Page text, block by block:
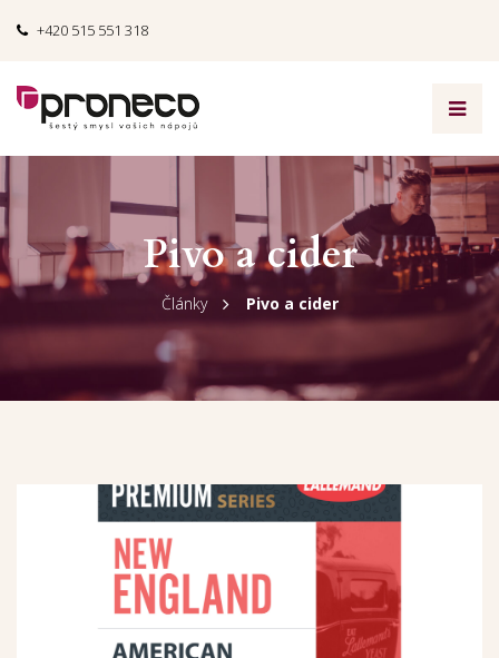
+420 515 551 318
Pivo a cider
Články Pivo a cider